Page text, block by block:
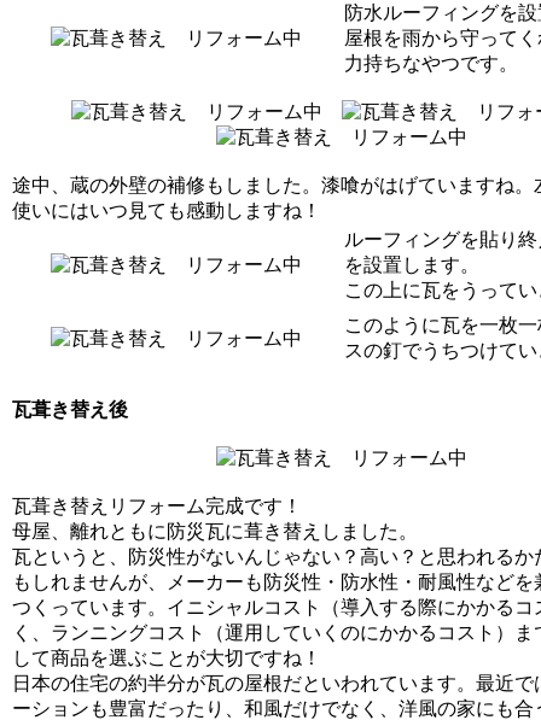
防水ルーフィングを
屋根を雨から守って
力持ちなやつです。
途中、蔵の外壁の補修もしました。漆喰がはげていますね。
使いにはいつ見ても感動しますね！
ルーフィングを貼り
を設置します。
この上に瓦をうって
このように瓦を一枚
スの釘でうちつけて
瓦葺き替え後
瓦葺き替えリフォーム完成です！
母屋、離れともに防災瓦に葺き替えしました。
瓦というと、防災性がないんじゃない？高い？と思われるか
もしれませんが、メーカーも防災性・防水性・耐風性などを
つくっています。イニシャルコスト（導入する際にかかるコ
く、ランニングコスト（運用していくのにかかるコスト）
して商品を選ぶことが大切ですね！
日本の住宅の約半分が瓦の屋根だといわれています。最近で
ーションも豊富だったり、和風だけでなく、洋風の家にも合